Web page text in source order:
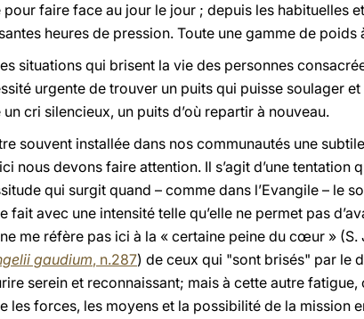
faire face au jour le jour ; depuis les habituelles
heures de pression. Toute une gamme de poids
situations qui brisent la vie des personnes
urgente de trouver un puits qui puisse soulager
cri silencieux, un puits d’où repartir à nouveau.
souvent installée dans nos communautés une
nous devons faire attention. Il s’agit d’une tentation
qui surgit quand – comme dans l’Evangile – le
fait avec une intensité telle qu’elle ne permet pas
me réfère pas ici à la « certaine peine du cœur » (S.
gaudium, n.287) de ceux qui "sont brisés" par le
serein et reconnaissant; mais à cette autre fatigue,
les forces, les moyens et la possibilité de la mission